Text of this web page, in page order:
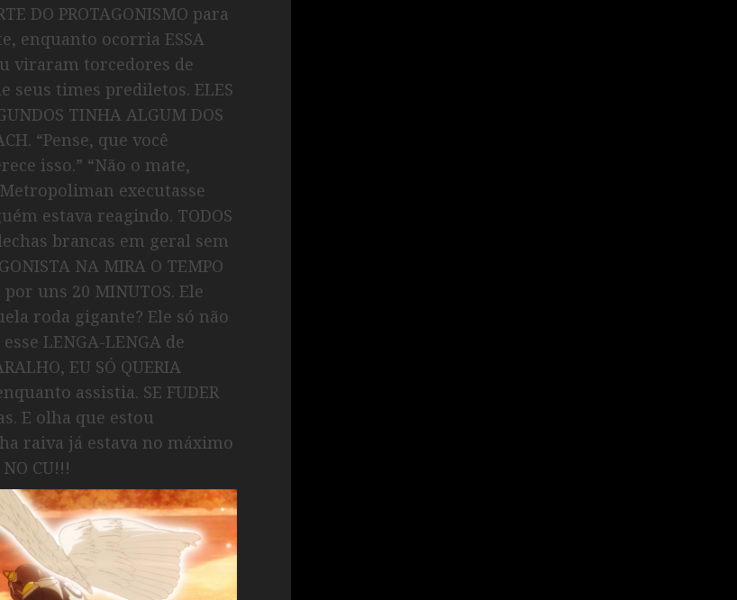
DO PROTAGONISMO para
enquanto ocorria ESSA
viraram torcedores de
seus times prediletos. ELES
TINHA ALGUM DOS
“Pense, que você
isso.” “Não o mate,
executasse
estava reagindo. TODOS
brancas em geral sem
NA MIRA O TEMPO
uns 20 MINUTOS. Ele
roda gigante? Ele só não
LENGA-LENGA de
EU SÓ QUERIA
assistia. SE FUDER
E olha que estou
raiva já estava no máximo
CU!!!